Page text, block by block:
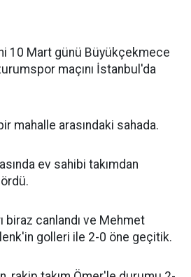
10 Mart günü Büyükçekmece
maçını İstanbul'da
mahalle arasındaki sahada.
ev sahibi takımdan
biraz canlandı ve Mehmet
golleri ile 2-0 öne geçitik.